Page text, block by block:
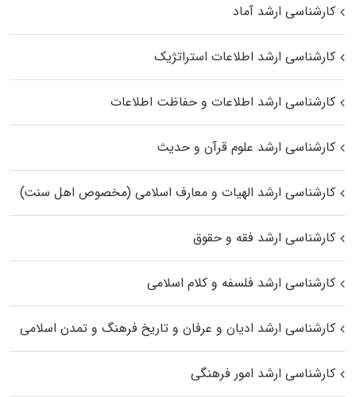
کارشناسی ارشد آماد
کارشناسی ارشد اطلاعات استراتژیک
کارشناسی ارشد اطلاعات و حفاظت اطلاعات
کارشناسی ارشد علوم قرآن و حدیث
کارشناسی ارشد الهیات و معارف اسلامی (مخصوص اهل سنت)
کارشناسی ارشد فقه و حقوق
کارشناسی ارشد فلسفه و کلام اسلامی
کارشناسی ارشد ادیان و عرفان و تاریخ فرهنگ و تمدن اسلامی
کارشناسی ارشد امور فرهنگی